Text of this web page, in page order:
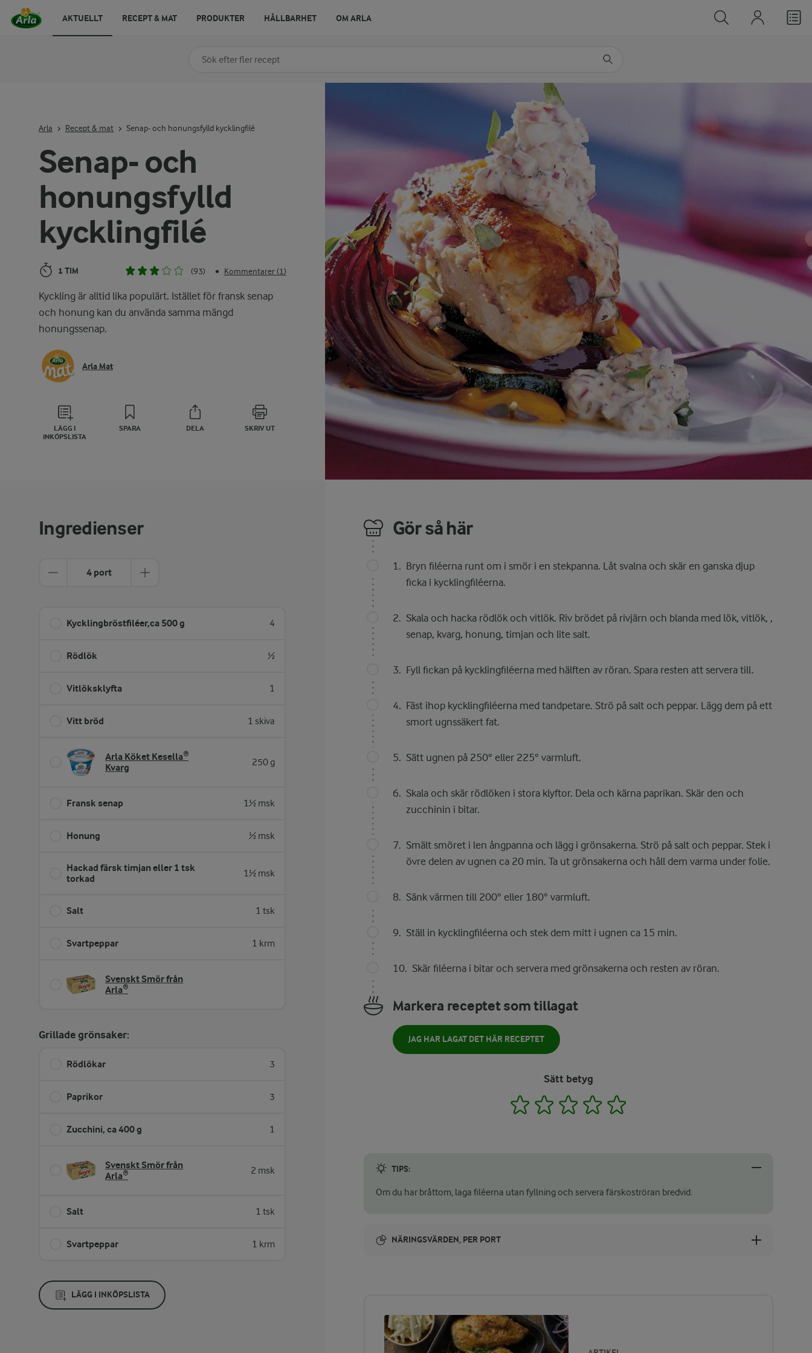
Senap- och
honungsfylld
kycklingfilé
1 TIM (93) • Kommentarer (1)
Kyckling är alltid lika populärt. Istället för fransk senap
och honung kan du använda samma mängd
honungssenap.
Arla Mat
LÄGG I
INKÖPSLISTA
SPARA DELA SKRIV UT
Arla Recept & mat Senap- och honungsfylld kycklingfilé
Ingredienser
4 port
Kycklingbröstfiléer,ca 500 g 4
Rödlök ½
Vitlöksklyfta 1
Vitt bröd 1 skiva
Arla Köket Kesella®
Kvarg
250 g
Fransk senap 1½ msk
Honung ½ msk
Hackad färsk timjan eller 1 tsk
torkad
1½ msk
Salt 1 tsk
Svartpeppar 1 krm
Svenskt Smör från
Arla®
Grillade grönsaker:
Rödlökar 3
Paprikor 3
Zucchini, ca 400 g 1
Svenskt Smör från
Arla®
2 msk
Salt 1 tsk
Svartpeppar 1 krm
LÄGG I INKÖPSLISTA
Gör så här
Bryn filéerna runt om i smör i en stekpanna. Låt svalna och skär en ganska djup
ficka i kycklingfiléerna.
Skala och hacka rödlök och vitlök. Riv brödet på rivjärn och blanda med lök, vitlök, ,
senap, kvarg, honung, timjan och lite salt.
Fyll fickan på kycklingfiléerna med hälften av röran. Spara resten att servera till.
Fäst ihop kycklingfiléerna med tandpetare. Strö på salt och peppar. Lägg dem på ett
smort ugnssäkert fat.
Sätt ugnen på 250° eller 225° varmluft.
Skala och skär rödlöken i stora klyftor. Dela och kärna paprikan. Skär den och
zucchinin i bitar.
Smält smöret i len ångpanna och lägg i grönsakerna. Strö på salt och peppar. Stek i
övre delen av ugnen ca 20 min. Ta ut grönsakerna och håll dem varma under folie.
Sänk värmen till 200° eller 180° varmluft.
Ställ in kycklingfiléerna och stek dem mitt i ugnen ca 15 min.
Skär filéerna i bitar och servera med grönsakerna och resten av röran.
Markera receptet som tillagat
JAG HAR LAGAT DET HÄR RECEPTET
Sätt betyg
1 2 3 4
TIPS:
Om du har bråttom, laga filéerna utan fyllning och servera färskoströran bredvid.
NÄRINGSVÄRDEN, PER PORT
ENERGIDISTRIBUTION %
NÄRINGSVÄRDEN PER PORT
Sök på kategori eller ingrediens
AKTUELLT RECEPT & MAT PRODUKTER HÅLLBARHET OM ARLA